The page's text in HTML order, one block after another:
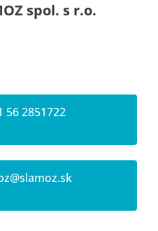
spol. s r.o.
56 2851722
lamoz.sk